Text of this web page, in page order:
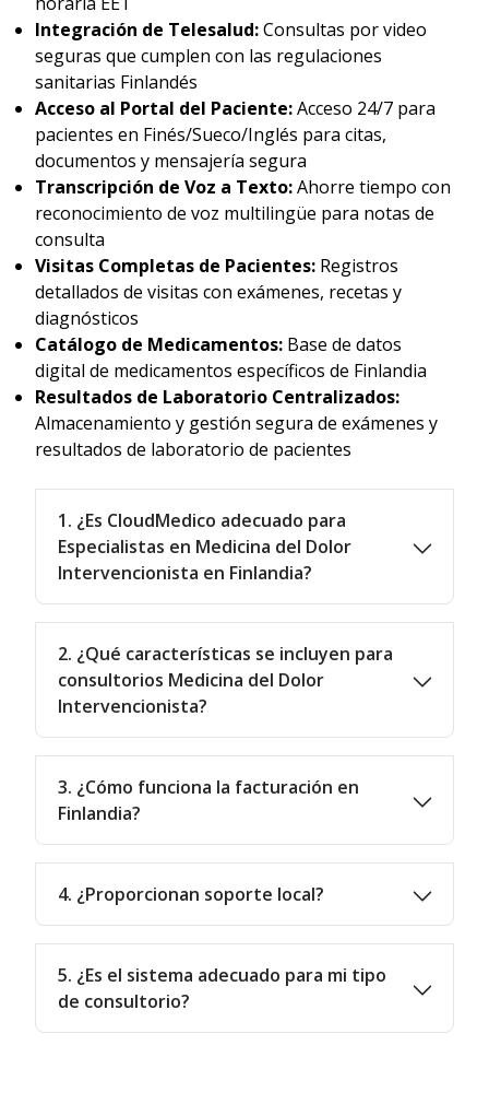
Integración de Telesalud:Consultas por video
seguras que cumplen con las regulaciones
sanitarias Finlandés
Acceso al Portal del Paciente:Acceso 24/7 para
pacientes en Finés/Sueco/Inglés para citas,
documentos y mensajería segura
Transcripción de Voz a Texto:Ahorre tiempo con
reconocimiento de voz multilingüe para notas de
consulta
Visitas Completas de Pacientes: Registros
detallados de visitas con exámenes, recetas y
diagnósticos
Catálogo de Medicamentos: Base de datos
digital de medicamentos específicos de Finlandia
Resultados de Laboratorio Centralizados:
Almacenamiento y gestión segura de exámenes y
resultados de laboratorio de pacientes
1. ¿Es CloudMedico adecuado para
Especialistas en Medicina del Dolor
Intervencionista en Finlandia?
2. ¿Qué características se incluyen para
consultorios Medicina del Dolor
Intervencionista?
3. ¿Cómo funciona la facturación en
Finlandia?
4. ¿Proporcionan soporte local?
5. ¿Es el sistema adecuado para mi tipo
de consultorio?